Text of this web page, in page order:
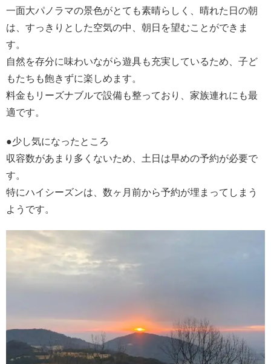
一面大パノラマの景色がとても素晴らしく、晴れた日の朝
は、すっきりとした空気の中、朝日を望むことができま
す。
自然を存分に味わいながら遊具も充実しているため、子ど
もたちも飽きずに楽しめます。
料金もリーズナブルで設備も整っており、家族連れにも最
適です。
●少し気になったところ
収容数があまり多くないため、土日は早めの予約が必要で
す。
特にハイシーズンは、数ヶ月前から予約が埋まってしまう
ようです。